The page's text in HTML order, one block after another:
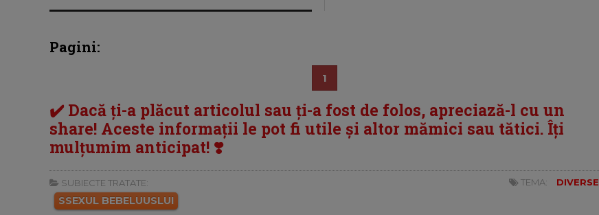
Pagini:
1
✔️ Dacă ți-a plăcut articolul sau ți-a fost de folos, apreciază-l cu un
share! Aceste informații le pot fi utile și altor mămici sau tătici. Îți
mulțumim anticipat! ❣️
SUBIECTE TRATATE:
SSEXUL BEBELUUSLUI
TEMA: DIVERSE